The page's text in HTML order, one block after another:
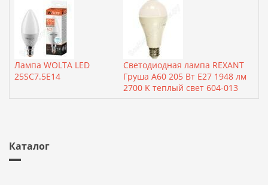
Лампа WOLTA LED
25SC7.5E14
Светодиодная лампа REXANT
Груша A60 205 Вт E27 1948 лм
2700 K теплый свет 604-013
Каталог